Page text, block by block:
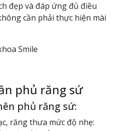
đẹp và đáp ứng đủ điều
cần phải thực hiện mài
phủ răng sứ
phủ răng sứ:
răng thưa mức độ nhẹ: